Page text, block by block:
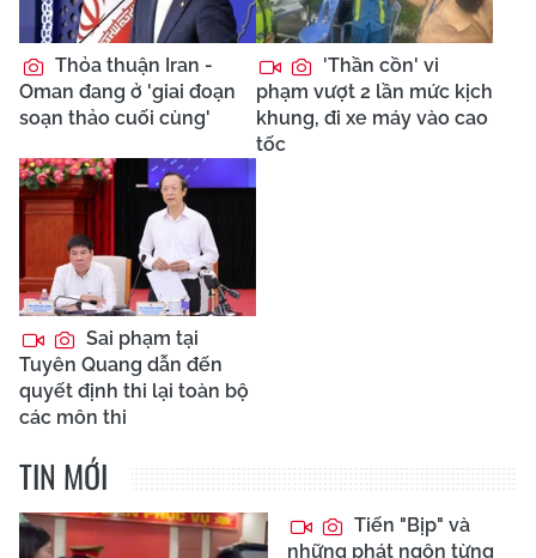
Thỏa thuận Iran -
Oman đang ở 'giai đoạn
soạn thảo cuối cùng'
'Thần cồn' vi
phạm vượt 2 lần mức kịch
khung, đi xe máy vào cao
tốc
Sai phạm tại
Tuyên Quang dẫn đến
quyết định thi lại toàn bộ
các môn thi
TIN MỚI
Tiến "Bịp" và
những phát ngôn từng